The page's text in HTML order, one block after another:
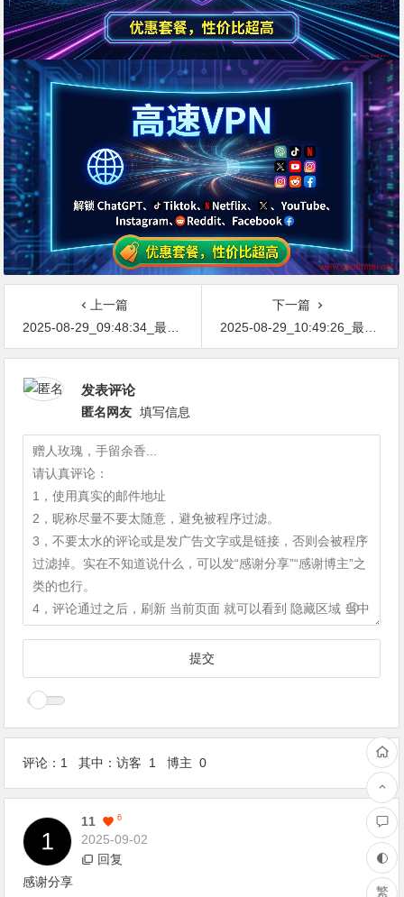
上一篇
2025-08-29_09:48:34_最新网络节点地址免费分享…不定期更新…开放免费分享（网络免费节点香港|日本|韩国|新加坡|台湾|马来西亚|…
下一篇
2025-08-29_10:49:26_最新网络节点地址免费分享…不定期更新…开放免费分享（网络免费节点香港|日本|韩国|新加坡|台湾|马来西亚|…
发表评论
匿名网友 填写信息
评论：1 其中：访客 1 博主 0
11 6
2025-09-02
1F
回复
感谢分享
繁